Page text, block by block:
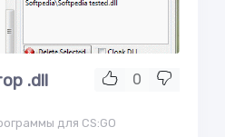
0
.dll
для CS:GO